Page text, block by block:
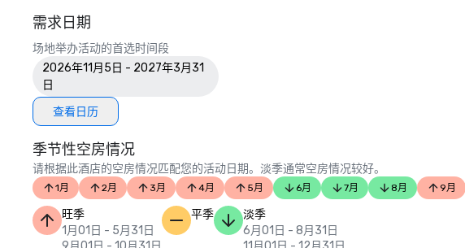
需求日期
场地举办活动的首选时间段
2026年11月5日 - 2027年3月31
日
查看日历
季节性空房情况
请根据此酒店的空房情况匹配您的活动日期。淡季通常空房情况较好。
1月 2月 3月 4月 5月 6月 7月 8月 9月
旺季
1月01日 - 5月31日
平季
淡季
6月01日 - 8月31日